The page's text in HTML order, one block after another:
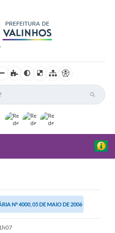
Nº 4000, 05 DE MAIO DE 2006